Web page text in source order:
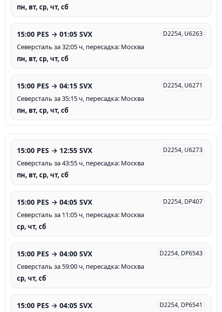
пн, вт, ср, чт, сб
15:00 PES → 01:05 SVX D2254, U6263
Северсталь за 32:05 ч, пересадка: Москва
пн, вт, ср, чт, сб
15:00 PES → 04:15 SVX D2254, U6271
Северсталь за 35:15 ч, пересадка: Москва
пн, вт, ср, чт, сб
15:00 PES → 12:55 SVX D2254, U6273
Северсталь за 43:55 ч, пересадка: Москва
пн, вт, ср, чт, сб
15:00 PES → 04:05 SVX D2254, DP407
Северсталь за 11:05 ч, пересадка: Москва
ср, чт, сб
15:00 PES → 04:00 SVX D2254, DP6543
Северсталь за 59:00 ч, пересадка: Москва
ср, чт, сб
15:00 PES → 04:05 SVX D2254, DP6541